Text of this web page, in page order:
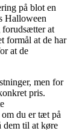
på blot en
Halloween
at
formål at de har
at de
men for
pris.
du er tæt på
dem til at køre